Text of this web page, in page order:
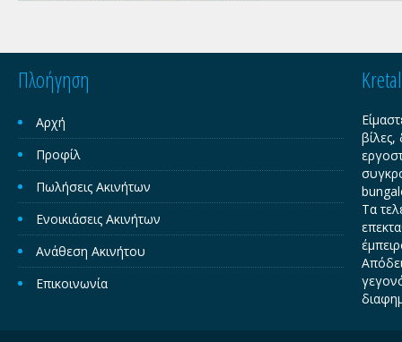
Πλοήγηση
Αρχή
Προφίλ
Πωλήσεις Ακινήτων
Ενοικιάσεις Ακινήτων
Ανάθεση Ακινήτου
Επικοινωνία
βίλες,
Τα